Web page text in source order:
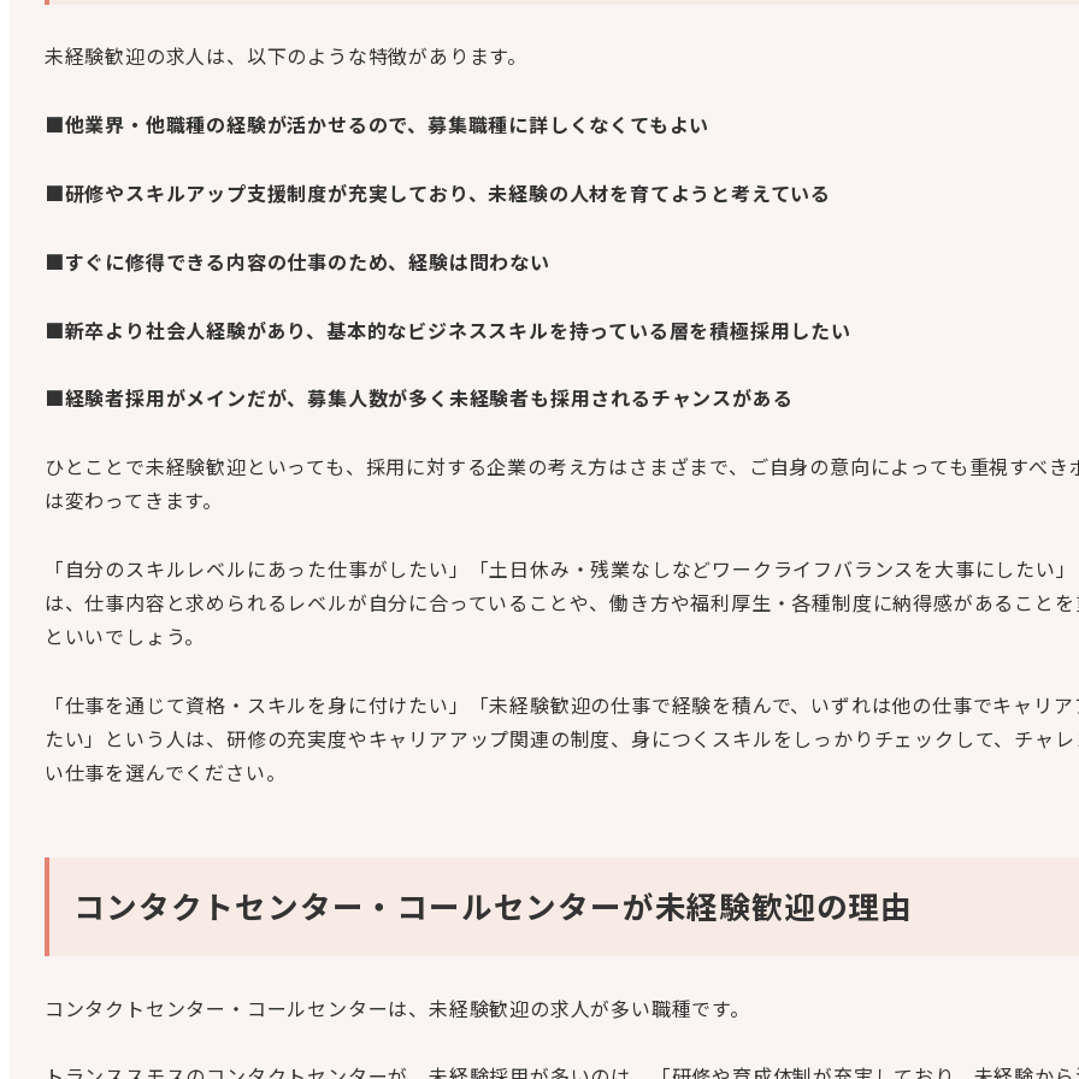
未経験歓迎の求人は、以下のような特徴があります。
■他業界・他職種の経験が活かせるので、募集職種に詳しくなくてもよい
■研修やスキルアップ支援制度が充実しており、未経験の人材を育てようと考えている
■すぐに修得できる内容の仕事のため、経験は問わない
■新卒より社会人経験があり、基本的なビジネススキルを持っている層を積極採用したい
■経験者採用がメインだが、募集人数が多く未経験者も採用されるチャンスがある
ひとことで未経験歓迎といっても、採用に対する企業の考え方はさまざまで、ご自身の意向によっても重視すべき
は変わってきます。
「自分のスキルレベルにあった仕事がしたい」「土日休み・残業なしなどワークライフバランスを大事にしたい
は、仕事内容と求められるレベルが自分に合っていることや、働き方や福利厚生・各種制度に納得感があること
といいでしょう。
「仕事を通じて資格・スキルを身に付けたい」「未経験歓迎の仕事で経験を積んで、いずれは他の仕事でキャリ
たい」という人は、研修の充実度やキャリアアップ関連の制度、身につくスキルをしっかりチェックして、チャ
い仕事を選んでください。
コンタクトセンター・コールセンターが未経験歓迎の理由
コンタクトセンター・コールセンターは、未経験歓迎の求人が多い職種です。